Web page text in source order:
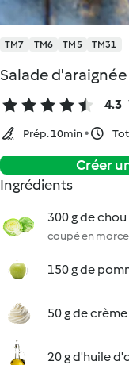
TM7 TM6 TM5 TM31
Salade
4.3
Prép. 10min
Créer
Ingrédients
300 g de
coupé en
150 g de
50 g de
20 g d'huile